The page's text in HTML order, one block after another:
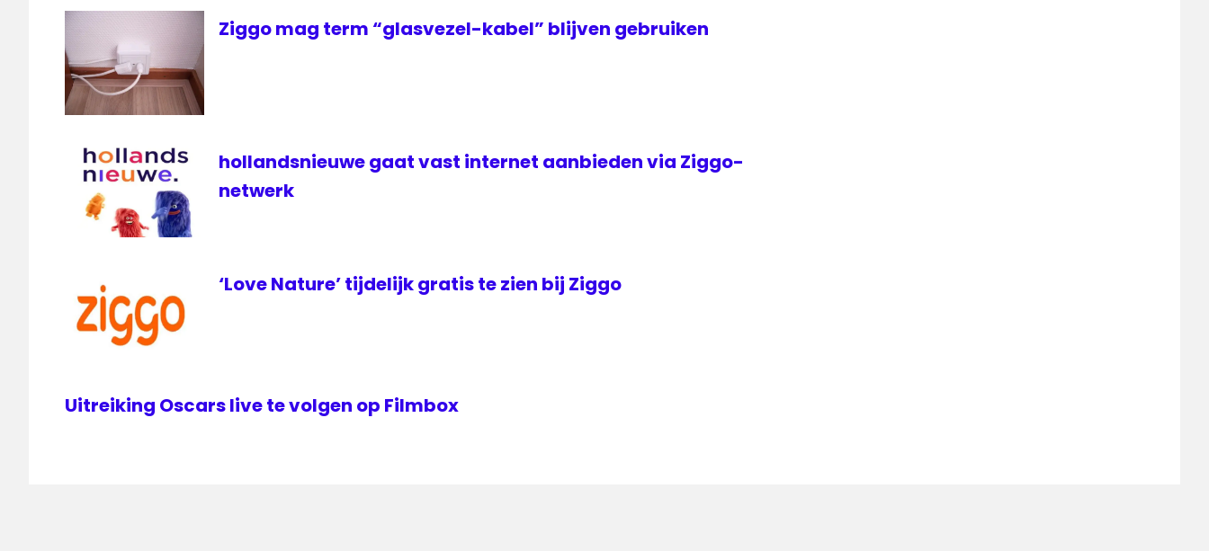
Ziggo mag term “glasvezel-kabel” blijven gebruiken
hollandsnieuwe gaat vast internet aanbieden via Ziggo-
netwerk
‘Love Nature’ tijdelijk gratis te zien bij Ziggo
Uitreiking Oscars live te volgen op Filmbox